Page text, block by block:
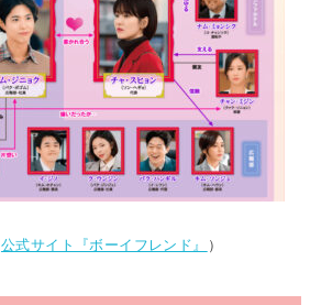
公式サイト『ボーイフレンド』 ）